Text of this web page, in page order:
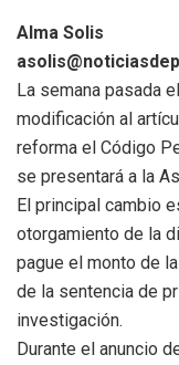
Alma Solis
La semana pasada
modificación al
reforma el Código
se presentará a la
El principal cambio
otorgamiento de la
pague el monto de
de la sentencia de
investigación.
Durante el anuncio